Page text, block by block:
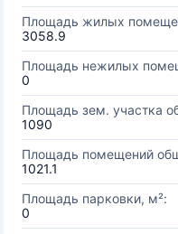
Площадь жилых
3058.9
Площадь нежилых
0
Площадь зем. участка
1090
Площадь помещений
1021.1
Площадь парковки, м²:
0